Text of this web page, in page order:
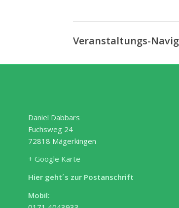
Veranstaltungs-
Daniel Dabbars
Fuchsweg 24
72818 Mägerkingen
+ Google Karte
Hier geht´s zur Postanschrift
Mobil: